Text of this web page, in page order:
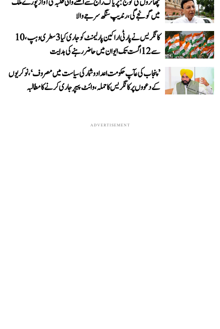
میں گونجے گی، رندیپ سنگھ سرجے والا
کانگریس نے پارٹی اراکین پارلیمنٹ کو جاری کیا 3 سطری وہپ، 10
سے 12 اگست تک ایوان میں حاضر رہنے کی ہدایت
’پنجاب کی عآپ حکومت اعداد و شمار کی سیاست میں مصروف‘، نوکریوں
کے دعووں پر کانگریس کا حملہ، وائٹ پیپر جاری کرنے کا مطالبہ
ADVERTISEMENT